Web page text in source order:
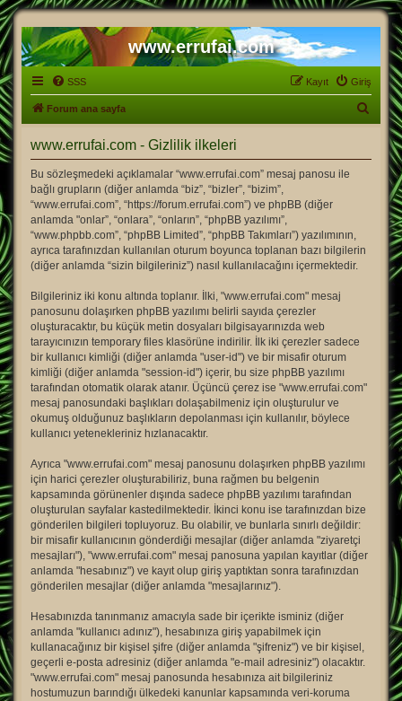
www.errufai.com
SSS Giriş
Kayıt
Forum ana sayfa
www.errufai.com - Gizlilik ilkeleri
Bu sözleşmedeki açıklamalar “www.errufai.com” mesaj panosu ile
bağlı grupların (diğer anlamda “biz”, “bizler”, “bizim”,
“www.errufai.com”, “https://forum.errufai.com”) ve phpBB (diğer
anlamda "onlar”, “onlara”, “onların”, “phpBB yazılımı”,
“www.phpbb.com”, “phpBB Limited”, “phpBB Takımları”) yazılımının,
ayrıca tarafınızdan kullanılan oturum boyunca toplanan bazı bilgilerin
(diğer anlamda “sizin bilgileriniz”) nasıl kullanılacağını içermektedir.
Bilgileriniz iki konu altında toplanır. İlki, "www.errufai.com" mesaj
panosunu dolaşırken phpBB yazılımı belirli sayıda çerezler
oluşturacaktır, bu küçük metin dosyaları bilgisayarınızda web
tarayıcınızın temporary files klasörüne indirilir. İlk iki çerezler sadece
bir kullanıcı kimliği (diğer anlamda "user-id") ve bir misafir oturum
kimliği (diğer anlamda "session-id") içerir, bu size phpBB yazılımı
tarafından otomatik olarak atanır. Üçüncü çerez ise "www.errufai.com"
mesaj panosundaki başlıkları dolaşabilmeniz için oluşturulur ve
okumuş olduğunuz başlıkların depolanması için kullanılır, böylece
kullanıcı yetenekleriniz hızlanacaktır.
Ayrıca "www.errufai.com" mesaj panosunu dolaşırken phpBB yazılımı
için harici çerezler oluşturabiliriz, buna rağmen bu belgenin
kapsamında görünenler dışında sadece phpBB yazılımı tarafından
oluşturulan sayfalar kastedilmektedir. İkinci konu ise tarafınızdan bize
gönderilen bilgileri topluyoruz. Bu olabilir, ve bunlarla sınırlı değildir:
bir misafir kullanıcının gönderdiği mesajlar (diğer anlamda "ziyaretçi
mesajları"), "www.errufai.com" mesaj panosuna yapılan kayıtlar (diğer
anlamda "hesabınız") ve kayıt olup giriş yaptıktan sonra tarafınızdan
gönderilen mesajlar (diğer anlamda "mesajlarınız").
Hesabınızda tanınmanız amacıyla sade bir içerikte isminiz (diğer
anlamda "kullanıcı adınız"), hesabınıza giriş yapabilmek için
kullanacağınız bir kişisel şifre (diğer anlamda "şifreniz") ve bir kişisel,
geçerli e-posta adresiniz (diğer anlamda "e-mail adresiniz") olacaktır.
"www.errufai.com" mesaj panosunda hesabınıza ait bilgileriniz
hostumuzun barındığı ülkedeki kanunlar kapsamında veri-koruma